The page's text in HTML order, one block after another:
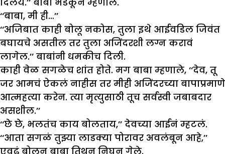
‘‘बाबा, मी ही…’’
‘‘अजिबात काही बोलू नकोस, तुला इथे आईवडिल जिवंत
बघायचे असतील तर तुला अजिंदरशी लग्न करावं
लागेल.’’ बाबांनी धमकीच दिली.
काही वेळ सगळेच शांत होते. मग बाबा म्हणाले, ‘‘देव, तू
जर आमचं ऐकलं नाहीस तर मीही अजिंदरच्या बापाप्रमाणे
आत्महत्या करेन. त्या मृत्युसाठी तूच सर्वस्वी जबाबदार
असशील.’’
‘‘छे छे, भलतंच काय बोलताय,’’ देवच्या आईनं म्हटलं.
‘‘आता सगळं तुझ्या लाडक्या पोरावर अवलंबून आहे,’’
एवढं बोलून बाबा तिथून निघून गेले.